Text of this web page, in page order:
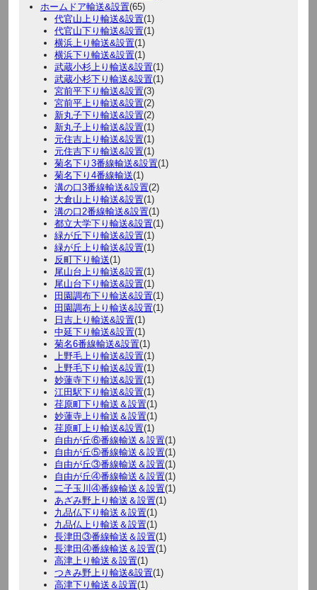
ホームドア輸送&設置(65)
代官山上り輸送&設置(1)
代官山下り輸送&設置(1)
横浜上り輸送&設置(1)
横浜下り輸送&設置(1)
武蔵小杉上り輸送&設置(1)
武蔵小杉下り輸送&設置(1)
宮前平下り輸送&設置(3)
宮前平上り輸送&設置(2)
新丸子下り輸送&設置(2)
新丸子上り輸送&設置(1)
元住吉上り輸送&設置(1)
元住吉下り輸送&設置(1)
菊名下り3番線輸送&設置(1)
菊名下り4番線輸送(1)
溝の口3番線輸送&設置(2)
大倉山上り輸送&設置(1)
溝の口2番線輸送&設置(1)
都立大学下り輸送&設置(1)
緑が丘下り輸送&設置(1)
緑が丘上り輸送&設置(1)
反町下り輸送(1)
尾山台上り輸送&設置(1)
尾山台下り輸送&設置(1)
田園調布下り輸送&設置(1)
田園調布上り輸送&設置(1)
日吉上り輸送&設置(1)
中延下り輸送&設置(1)
菊名6番線輸送&設置(1)
上野毛上り輸送&設置(1)
上野毛下り輸送&設置(1)
妙蓮寺下り輸送&設置(1)
江田駅下り輸送&設置(1)
荏原町下り輸送＆設置(1)
妙蓮寺上り輸送＆設置(1)
荏原町上り輸送&設置(1)
自由が丘⑥番線輸送＆設置(1)
自由が丘⑤番線輸送＆設置(1)
自由が丘③番線輸送＆設置(1)
自由が丘④番線輸送＆設置(1)
二子玉川④番線輸送＆設置(1)
あざみ野上り輸送＆設置(1)
九品仏下り輸送＆設置(1)
九品仏上り輸送＆設置(1)
長津田③番線輸送＆設置(1)
長津田④番線輸送＆設置(1)
高津上り輸送＆設置(1)
つきみ野上り輸送&設置(1)
高津下り輸送＆設置(1)